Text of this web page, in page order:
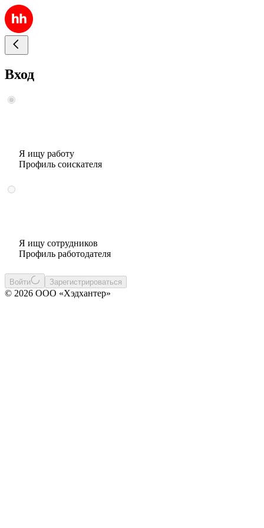
Вход
Я ищу работу
Профиль соискателя
Я ищу сотрудников
Профиль работодателя
Войти Зарегистрироваться
© 2026 ООО «Хэдхантер»